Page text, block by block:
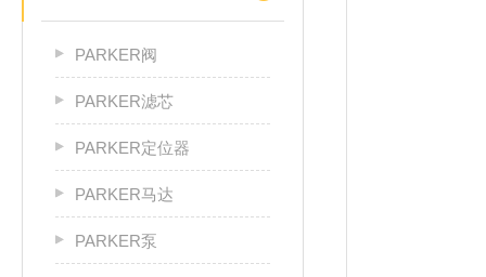
PARKER阀
PARKER滤芯
PARKER定位器
PARKER马达
PARKER泵